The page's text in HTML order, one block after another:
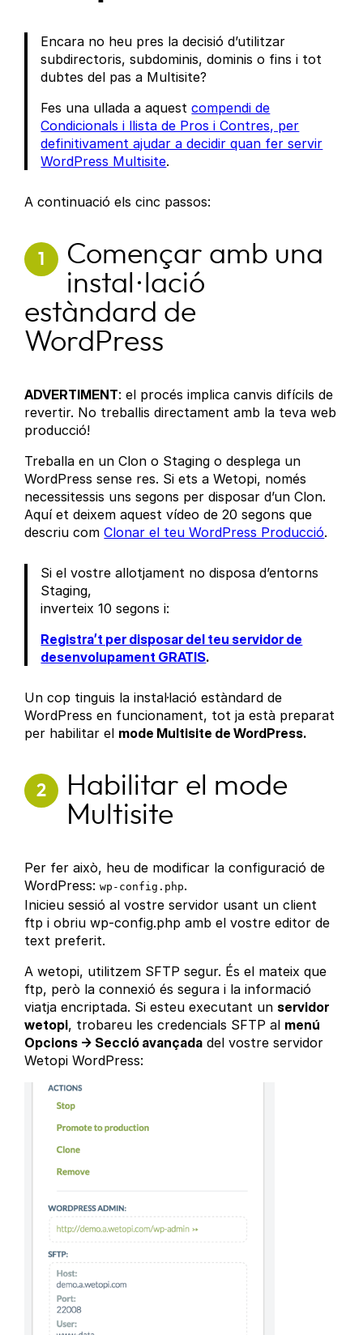
Encara no heu pres la decisió d’utilitzar
subdirectoris, subdominis, dominis o fins i tot
dubtes del pas a Multisite?
Fes una ullada a aquestcompendi de
Condicionals i llista de Pros i Contres, per
definitivament ajudar a decidir quan fer servir
WordPress Multisite.
A continuació els cinc passos:
1
Començar amb una
instal·lació
estàndard de
WordPress
ADVERTIMENT: el procés implica canvis difícils de
revertir. No treballis directament amb la teva web
producció!
Treballa en un Clon o Staging o desplega un
WordPress sense res. Si ets a Wetopi, només
necessitessis uns segons per disposar d’un Clon.
Aquí et deixem aquest vídeo de 20 segons que
descriu comClonar el teu WordPress Producció.
Si el vostre allotjament no disposa d’entorns
Staging,
inverteix 10 segons i:
Registra’t per disposar del teu servidor de
desenvolupament GRATIS.
Un cop tinguis la instal·lació estàndard de
WordPress en funcionament, tot ja està preparat
per habilitar el mode Multisite de WordPress.
2
Habilitar el mode
Multisite
Per fer això, heu de modificar la configuració de
WordPress:wp-config.php.
Inicieu sessió al vostre servidor usant un client
ftp i obriu wp-config.php amb el vostre editor de
text preferit.
A wetopi, utilitzem SFTP segur. És el mateix que
ftp, però la connexió és segura i la informació
viatja encriptada. Si esteu executant un servidor
wetopi, trobareu les credencials SFTP al menú
Opcions → Secció avançada del vostre servidor
Wetopi WordPress: